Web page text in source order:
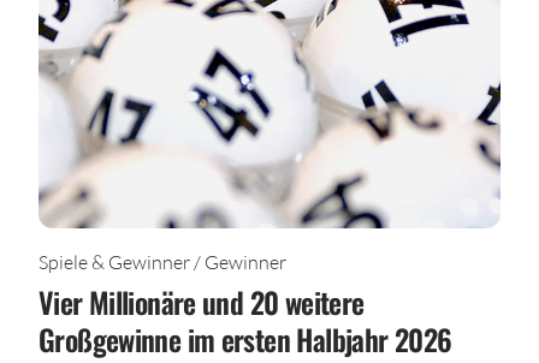
Spiele & Gewinner / Gewinner
Vier Millionäre und 20 weitere
Großgewinne im ersten Halbjahr 2026